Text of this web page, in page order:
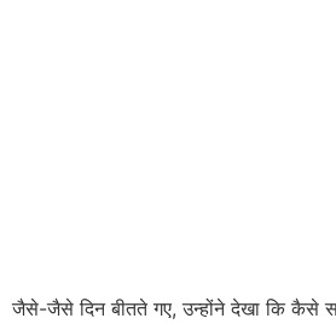
जैसे-जैसे दिन बीतते गए, उन्होंने देखा कि कैसे